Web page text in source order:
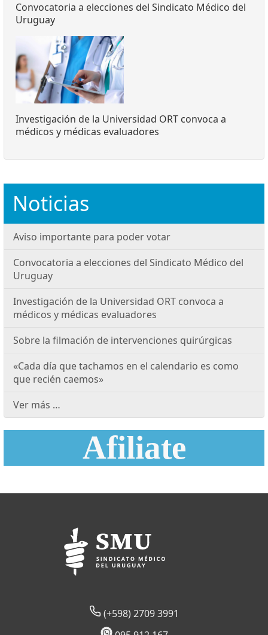
Convocatoria a elecciones del Sindicato Médico del
Uruguay
Investigación de la Universidad ORT convoca a
médicos y médicas evaluadores
Noticias
Aviso importante para poder votar
Convocatoria a elecciones del Sindicato Médico del
Uruguay
Investigación de la Universidad ORT convoca a
médicos y médicas evaluadores
Sobre la filmación de intervenciones quirúrgicas
«Cada día que tachamos en el calendario es como
que recién caemos»
Ver más …
Afiliate
(+598) 2709 3991